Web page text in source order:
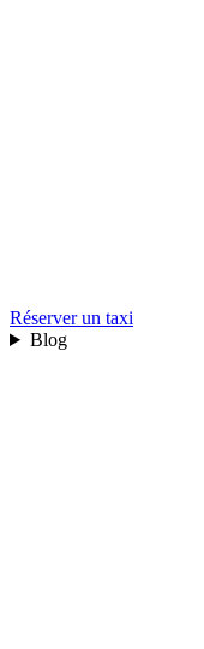
Réserver un taxi
Blog